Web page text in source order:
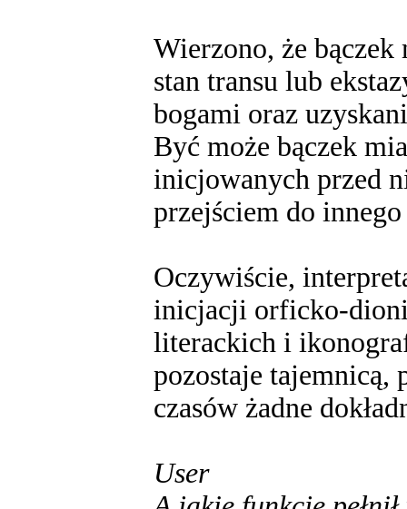
Wierzono, że
stan transu lub
bogami oraz
Być może bączek
inicjowanych przed
przejściem do
Oczywiście,
inicjacji orficko-
literackich i
pozostaje tajemnicą,
czasów żadne
User